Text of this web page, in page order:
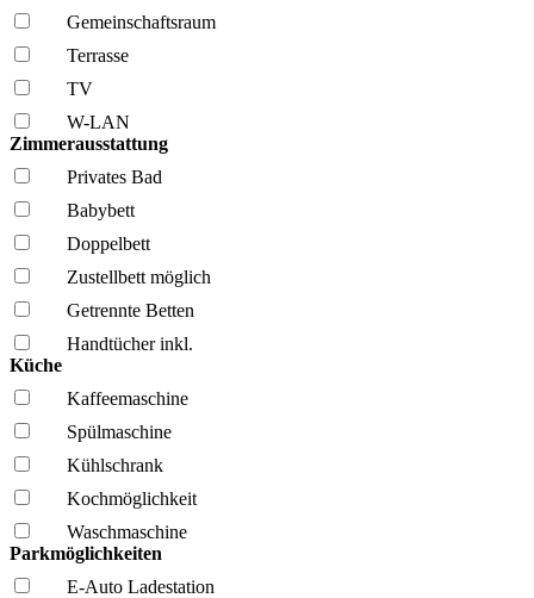
Gemeinschafts­raum
Terrasse
TV
W-LAN
Zimmerausstattung
Privates Bad
Babybett
Doppelbett
Zustellbett möglich
Getrennte Betten
Handtücher inkl.
Küche
Kaffee­maschine
Spül­maschine
Kühl­schrank
Kochmöglich­keit
Wasch­maschine
Parkmöglichkeiten
E-Auto Ladestation